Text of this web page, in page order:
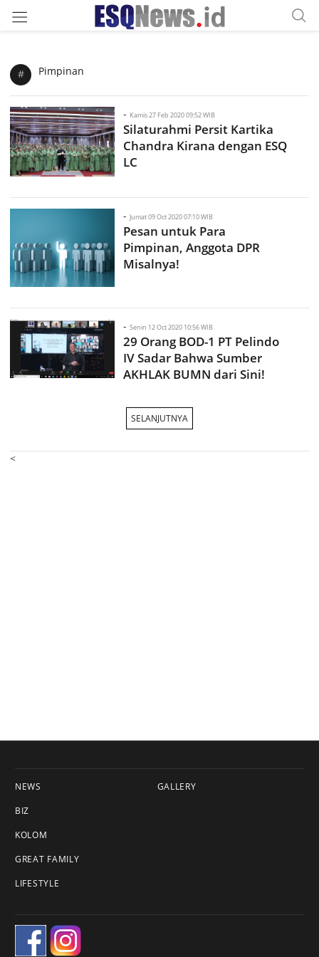
# Pimpinan
- Kamis 27 Feb 2020 09:52 WIB
Silaturahmi Persit Kartika
Chandra Kirana dengan ESQ
LC
- Jumat 09 Oct 2020 07:10 WIB
Pesan untuk Para
Pimpinan, Anggota DPR
Misalnya!
- Senin 12 Oct 2020 10:56 WIB
29 Orang BOD-1 PT Pelindo
IV Sadar Bahwa Sumber
AKHLAK BUMN dari Sini!
SELANJUTNYA
<
NEWS
BIZ
KOLOM
GREAT FAMILY
LIFESTYLE
GALLERY